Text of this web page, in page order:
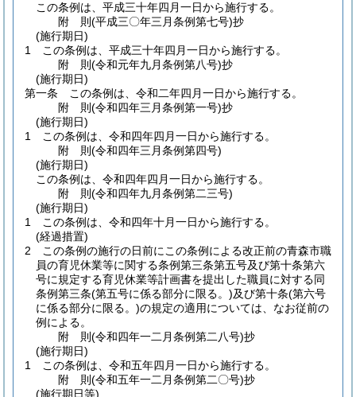
この条例は、平成三十年四月一日から施行する。
附 則(平成三〇年三月条例第七号)抄
(施行期日)
1
この条例は、平成三十年四月一日から施行する。
附 則(令和元年九月条例第八号)抄
(施行期日)
第一条
この条例は、令和二年四月一日から施行する。
附 則(令和四年三月条例第一号)抄
(施行期日)
1
この条例は、令和四年四月一日から施行する。
附 則(令和四年三月条例第四号)
(施行期日)
この条例は、令和四年四月一日から施行する。
附 則(令和四年九月条例第二三号)
(施行期日)
1
この条例は、令和四年十月一日から施行する。
(経過措置)
2
この条例の施行の日前にこの条例による改正前の青森市職
員の育児休業等に関する条例第三条第五号及び第十条第六
号に規定する育児休業等計画書を提出した職員に対する同
条例第三条(第五号に係る部分に限る。)及び第十条(第六号
に係る部分に限る。)の規定の適用については、なお従前の
例による。
附 則(令和四年一二月条例第二八号)抄
(施行期日)
1
この条例は、令和五年四月一日から施行する。
附 則(令和五年一二月条例第二〇号)抄
(施行期日等)